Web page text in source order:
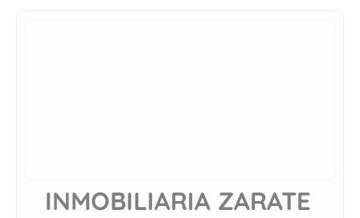
INMOBILIARIA ZARATE